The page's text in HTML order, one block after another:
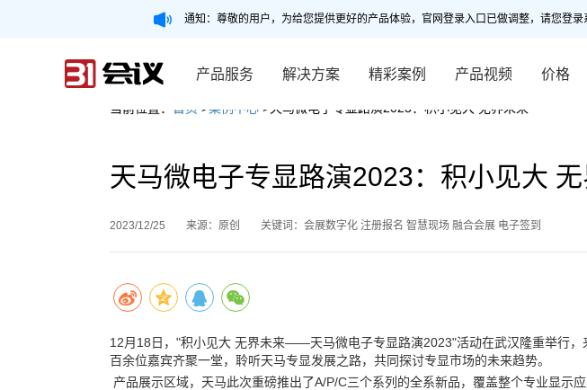
通知：尊敬的用户，为给您提供更好的产品体验，官网登录入口已做调整，请您登
产品服务 解决方案 精彩案例 产品视频 价格
当前位置： 首页 >案例中心 >天马微电子专显路演2023：积小见大 无界未来
天马微电子专显路演2023：积小见大
2023/12/25 来源：原创 关键词：会展数字化 注册报名 智慧现场 融合会展 电子签到
12月18日，"积小见大 无界未来——天马微电子专显路演2023"活动在武汉隆重举行，
百余位嘉宾齐聚一堂，聆听天马专显发展之路，共同探讨专显市场的未来趋势。
产品展示区域，天马此次重磅推出了A/P/C三个系列的全系新品，覆盖整个专业显示